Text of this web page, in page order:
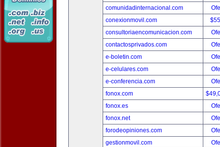
comunidadinternacional.com
conexionmovil.com
consultoriaencomunicacion.com
contactosprivados.com
e-boletin.com
e-celulares.com
e-conferencia.com
fonox.com
fonox.es
fonox.net
forodeopiniones.com
gestionmovil.com